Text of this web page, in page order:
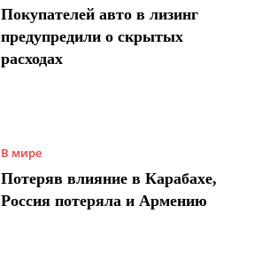
Покупателей авто в лизинг
предупредили о скрытых
расходах
В мире
Потеряв влияние в Карабахе,
Россия потеряла и Армению